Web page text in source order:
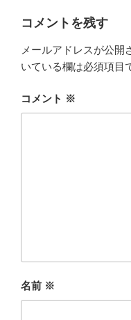
コメントを残す
メールアドレスが公開
いている欄は必須項目
コメント ※
名前 ※